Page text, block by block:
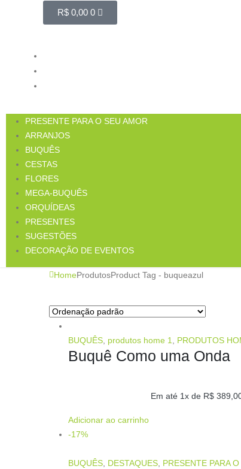
R$ 0,00 0
PRESENTE PARA O SEU AMOR
ARRANJOS
BUQUÊS
CESTAS
FLORES
MEGA-BUQUÊS
ORQUÍDEAS
PRESENTES
SUGESTÕES
DECORAÇÃO DE EVENTOS
HomeProdutosProduct Tag - buqueazul
BUQUÊS, produtos home 1, PRODUTOS
Buquê Como uma Onda
Em até 1x de R$
Adicionar ao carrinho
-17%
BUQUÊS, DESTAQUES, PRESENTE PARA